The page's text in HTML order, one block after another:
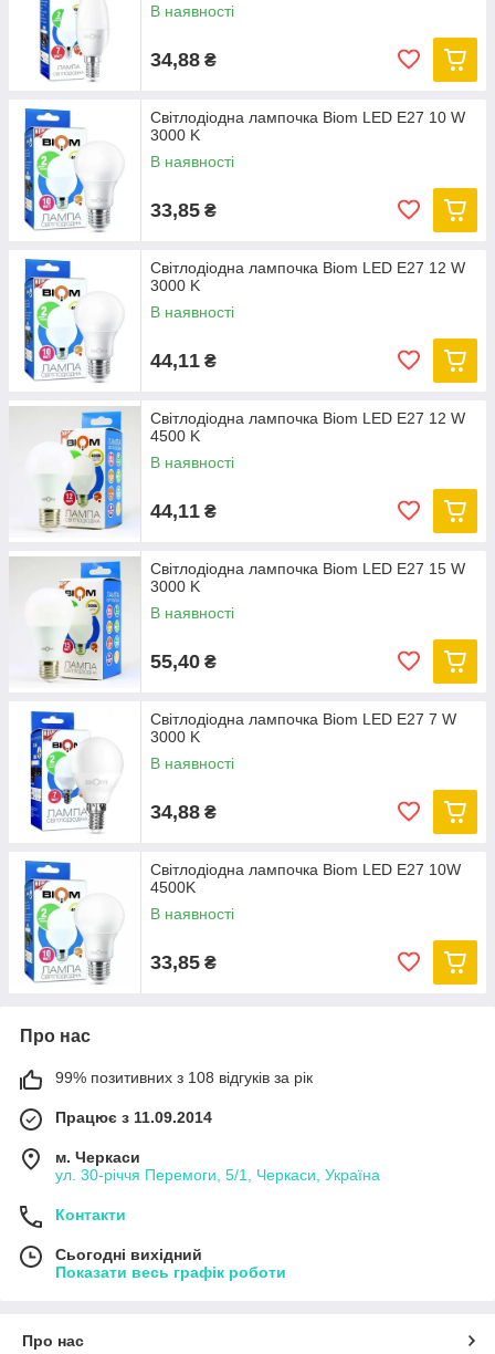
В наявності
34,88 ₴
Світлодіодна лампочка Biom LED E27 10 W
3000 K
В наявності
33,85 ₴
Світлодіодна лампочка Biom LED E27 12 W
3000 K
В наявності
44,11 ₴
Світлодіодна лампочка Biom LED E27 12 W
4500 K
В наявності
44,11 ₴
Світлодіодна лампочка Biom LED E27 15 W
3000 K
В наявності
55,40 ₴
Світлодіодна лампочка Biom LED E27 7 W
3000 K
В наявності
34,88 ₴
Світлодіодна лампочка Biom LED E27 10W
4500K
В наявності
33,85 ₴
Про нас
99% позитивних з 108 відгуків за рік
Працює з 11.09.2014
м. Черкаси
ул. 30-рiччя Перемоги, 5/1, Черкаси, Україна
Контакти
Сьогодні вихідний
Показати весь графік роботи
Про нас